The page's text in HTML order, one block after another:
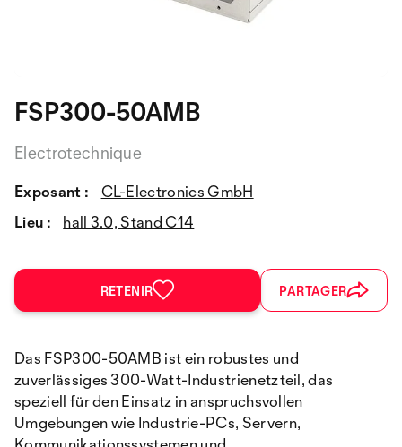
FSP300-50AMB
Electrotechnique
Exposant :
CL-Electronics GmbH
Lieu :
hall 3.0, Stand C14
RETENIR PARTAGER
Das FSP300-50AMB ist ein robustes und
zuverlässiges 300-Watt-Industrienetzteil, das
speziell für den Einsatz in anspruchsvollen
Umgebungen wie Industrie-PCs, Servern,